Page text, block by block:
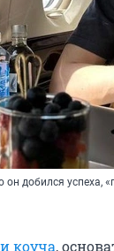
он добился успеха,
коуча,